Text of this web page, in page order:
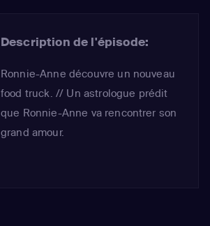
Description de l'épisode:
Ronnie-Anne découvre un nouveau
food truck. // Un astrologue prédit
que Ronnie-Anne va rencontrer son
grand amour.